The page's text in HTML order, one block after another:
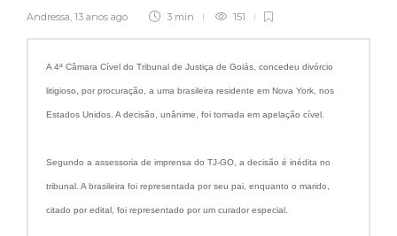
Andressa, 13 anos ago 3 min 151
A 4ª Câmara Cível do Tribunal de Justiça de Goiás, concedeu divórcio
litigioso, por procuração, a uma brasileira residente em Nova York, nos
Estados Unidos. A decisão, unânime, foi tomada em apelação cível.
Segundo a assessoria de imprensa do TJ-GO, a decisão é inédita no
tribunal. A brasileira foi representada por seu pai, enquanto o marido,
citado por edital, foi representado por um curador especial.